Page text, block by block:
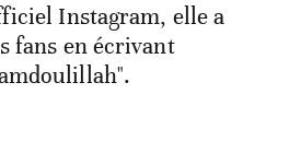
Instagram, elle a
fans en écrivant